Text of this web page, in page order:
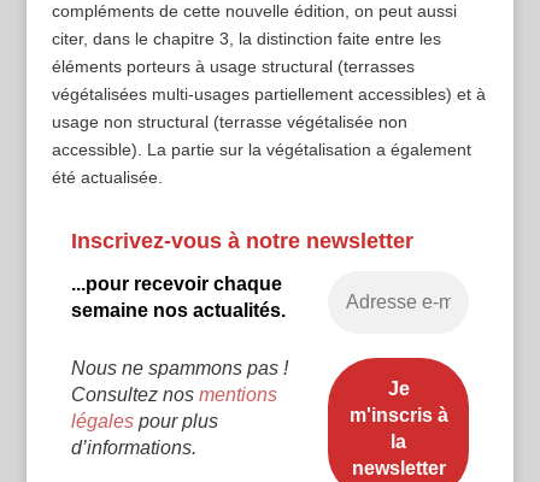
compléments de cette nouvelle édition, on peut aussi
citer, dans le chapitre 3, la distinction faite entre les
éléments porteurs à usage structural (terrasses
végétalisées multi-usages partiellement accessibles) et à
usage non structural (terrasse végétalisée non
accessible). La partie sur la végétalisation a également
été actualisée.
Inscrivez-vous à notre newsletter
...pour recevoir chaque
semaine nos actualités.
Nous ne spammons pas !
Consultez nos mentions
légalespour plus
d’informations.